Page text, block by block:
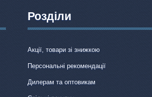
Розділи
Акції, товари зі знижкою
Персональні рекомендації
Дилерам та оптовикам